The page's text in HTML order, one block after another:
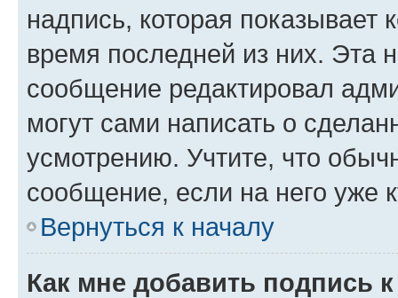
надпись, которая показывает
время последней из них. Эта
сообщение редактировал
могут сами написать о
усмотрению. Учтите, что
сообщение, если на него уже
Вернуться к началу
Как мне добавить подпись